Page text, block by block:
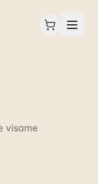
visame